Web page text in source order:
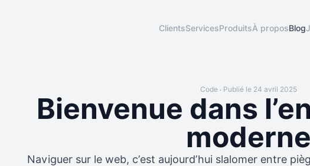
ClientsServicesProduitsÀ proposBlog
Code • Publié le 24 avril 2025
Bienvenue dans
moderne
Naviguer sur le web, c’est aujourd’hui slalomer entre